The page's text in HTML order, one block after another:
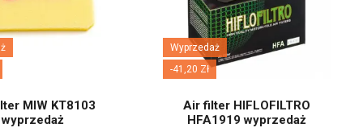
filtrów
motocykla. Następnie
MIW KT8103
wyprzedaż
Wyprzedaż
-41,20 Zł
Air filter HIFLOFILTRO
HFA1919 wyprzedaż